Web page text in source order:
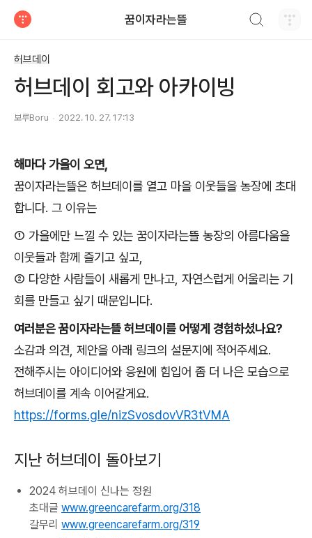
꿈이자라는뜰
허브데이
허브데이 회고와 아카이빙
보루Boru 2022. 10. 27. 17:13
해마다 가을이 오면,
꿈이자라는뜰은 허브데이를 열고 마을 이웃들을 농장에 초대
합니다. 그 이유는
① 가을에만 느낄 수 있는 꿈이자라는뜰 농장의 아름다움을
이웃들과 함께 즐기고 싶고,
② 다양한 사람들이 새롭게 만나고, 자연스럽게 어울리는 기
회를 만들고 싶기 때문입니다.
여러분은 꿈이자라는뜰 허브데이를 어떻게 경험하셨나요?
소감과 의견, 제안을 아래 링크의 설문지에 적어주세요.
전해주시는 아이디어와 응원에 힘입어 좀 더 나은 모습으로
허브데이를 계속 이어갈게요.
https://forms.gle/nizSvosdovVR3tVMA
지난 허브데이 돌아보기
2024 허브데이 신나는 정원
초대글 www.greencarefarm.org/318
갈무리 www.greencarefarm.org/319